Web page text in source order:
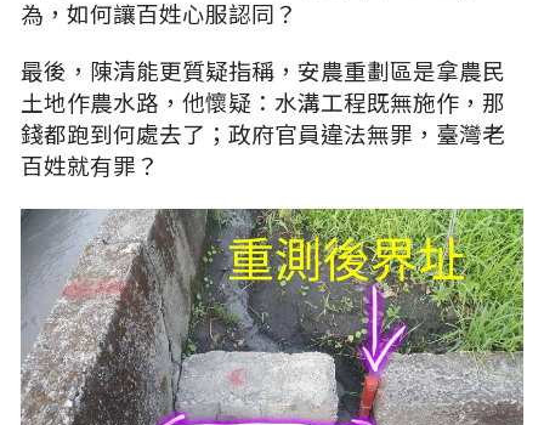
為，如何讓百姓心服認同？
最後，陳清能更質疑指稱，安農重劃區是拿農民
土地作農水路，他懷疑：水溝工程既無施作，那
錢都跑到何處去了；政府官員違法無罪，臺灣老
百姓就有罪？